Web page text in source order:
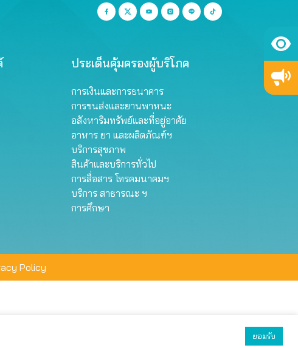
ประเด็นคุ้มครองผู้บริโภค
การเงินและการธนาคาร
การขนส่งและยานพาหนะ
อสังหาริมทรัพย์และที่อยู่อาศัย
อาหาร ยา และผลิตภัณฑ์ฯ
บริการสุขภาพ
สินค้าและบริการทั่วไป
การสื่อสาร โทรคมนาคมฯ
บริการ สาธารณะ ฯ
การศึกษา
Policy
ยอมรับ